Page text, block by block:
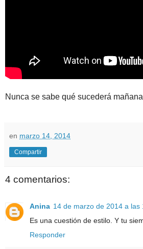
Nunca se sabe qué sucederá
en marzo 14, 2014
Compartir
4 comentarios:
Anina 14 de marzo de 2014 a las
Es una cuestión de estilo. Y tu
Responder